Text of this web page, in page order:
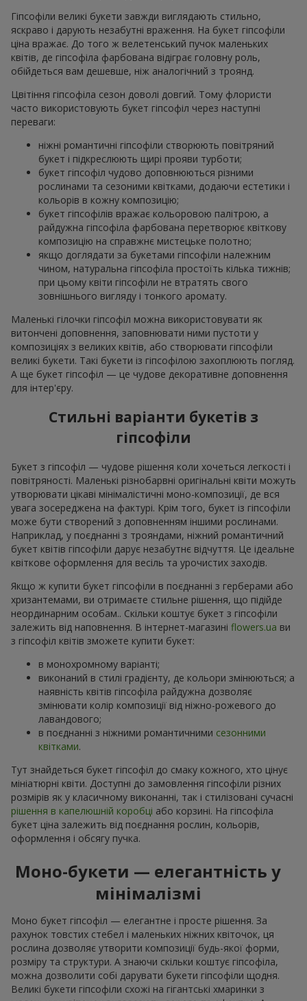
Гіпсофіли великі букети завжди виглядають стильно,
яскраво і дарують незабутні враження. На букет гіпсофіли
ціна вражає. До того ж велетенський пучок маленьких
квітів, де гіпсофіла фарбована відіграє головну роль,
обійдеться вам дешевше, ніж аналогічний з троянд.
Цвітіння гіпсофіла сезон доволі довгий. Тому флористи
часто використовують букет гіпсофіл через наступні
переваги:
ніжні романтичні гіпсофіли створюють повітряний
букет і підкреслюють щирі прояви турботи;
букет гіпсофіл чудово доповнюються різними
рослинами та сезоними квітками, додаючи естетики і
кольорів в кожну композицію;
букет гіпсофілів вражає кольоровою палітрою, а
райдужна гіпсофіла фарбована перетворює квіткову
композицію на справжнє мистецьке полотно;
якщо доглядати за букетами гіпсофіли належним
чином, натуральна гіпсофіла простоїть кілька тижнів;
при цьому квіти гіпсофіли не втратять свого
зовнішнього вигляду і тонкого аромату.
Маленькі гілочки гіпсофіл можна використовувати як
витончені доповнення, заповнювати ними пустоти у
композиціях з великих квітів, або створювати гіпсофіли
великі букети. Такі букети із гіпсофілою захоплюють погляд.
А ще букет гіпсофіл — це чудове декоративне доповнення
для інтер'єру.
Стильні варіанти букетів з
гіпсофіли
Букет з гіпсофіл — чудове рішення коли хочеться легкості і
повітряності. Маленькі різнобарвні оригінальні квіти можуть
утворювати цікаві мінімалістичні моно-композиції, де вся
увага зосереджена на фактурі. Крім того, букет із гіпсофіли
може бути створений з доповненням іншими рослинами.
Наприклад, у поєднанні з трояндами, ніжний романтичний
букет квітів гіпсофіли дарує незабутнє відчуття. Це ідеальне
квіткове оформлення для весіль та урочистих заходів.
Якщо ж купити букет гіпсофіли в поєднанні з герберами або
хризантемами, ви отримаєте стильне рішення, що підійде
неординарним особам.. Скільки коштує букет з гіпсофіли
залежить від наповнення. В інтернет-магазині flowers.ua ви
з гіпсофіл квітів зможете купити букет:
в монохромному варіанті;
виконаний в стилі градієнту, де кольори змінюються; а
наявність квітів гіпсофіла райдужна дозволяє
змінювати колір композиції від ніжно-рожевого до
лавандового;
в поєднанні з ніжними романтичними сезонними
квітками.
Тут знайдеться букет гіпсофіл до смаку кожного, хто цінує
мініатюрні квіти. Доступні до замовлення гіпсофіли різних
розмірів як у класичному виконанні, так і стилізовані сучасні
рішення в капелюшній коробці або корзині. На гіпсофіла
букет ціна залежить від поєднання рослин, кольорів,
оформлення і обсягу пучка.
Моно-букети — елегантність у
мінімалізмі
Моно букет гіпсофіл — елегантне і просте рішення. За
рахунок товстих стебел і маленьких ніжних квіточок, ця
рослина дозволяє утворити композиції будь-якої форми,
розміру та структури. А знаючи скільки коштує гіпсофіла,
можна дозволити собі дарувати букети гіпсофіли щодня.
Великі букети гіпсофіли схожі на гігантські хмаринки з